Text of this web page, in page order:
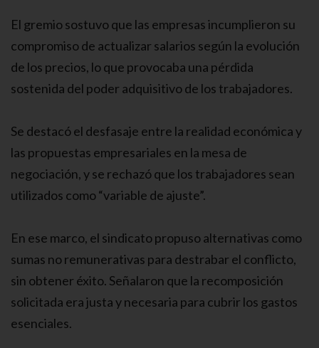
El gremio sostuvo que las empresas incumplieron su
compromiso de actualizar salarios según la evolución
de los precios, lo que provocaba una pérdida
sostenida del poder adquisitivo de los trabajadores.
Se destacó el desfasaje entre la realidad económica y
las propuestas empresariales en la mesa de
negociación, y se rechazó que los trabajadores sean
utilizados como “variable de ajuste”.
En ese marco, el sindicato propuso alternativas como
sumas no remunerativas para destrabar el conflicto,
sin obtener éxito. Señalaron que la recomposición
solicitada era justa y necesaria para cubrir los gastos
esenciales.